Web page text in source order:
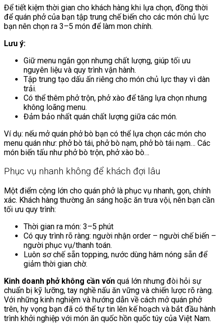
Để tiết kiệm thời gian cho khách hàng khi lựa chọn, đồng thời
để quán phở của bạn tập trung chế biến cho các món chủ lực
bạn nên chọn ra 3–5 món để làm mon chính.
Lưu ý:
Giữ menu ngắn gọn nhưng chất lượng, giúp tối ưu
nguyên liệu và quy trình vận hành.
Tập trung tạo dấu ấn riêng cho món chủ lực thay vì dàn
trải.
Có thể thêm phở trộn, phở xào để tăng lựa chọn nhưng
không loãng menu.
Đảm bảo nhất quán chất lượng giữa các món.
Ví dụ: nếu mở quán phở bò bạn có thể lựa chọn các món cho
menu quán như: phở bò tái, phở bò nạm, phở bò tái nạm… Các
món biến tấu như phở bò trộn, phở xào bò…
Phục vụ nhanh không để khách đợi lâu
Một điểm cộng lớn cho quán phở là phục vụ nhanh, gọn, chính
xác. Khách hàng thường ăn sáng hoặc ăn trưa vội, nên bạn cần
tối ưu quy trình:
Thời gian ra món: 3–5 phút
Có quy trình rõ ràng: người nhận order – người chế biến –
người phục vụ/thanh toán.
Luôn sơ chế sẵn topping, nước dùng hâm nóng sẵn để
giảm thời gian chờ.
Kinh doanh phở không cần vốn quá lớn nhưng đòi hỏi sự
chuẩn bị kỹ lưỡng, tay nghề nấu ăn vững và chiến lược rõ ràng.
Với những kinh nghiệm và hướng dẫn về cách mở quán phở
trên, hy vọng bạn đã có thể tự tin lên kế hoạch và bắt đầu hành
trình khởi nghiệp với món ăn quốc hồn quốc túy của Việt Nam.